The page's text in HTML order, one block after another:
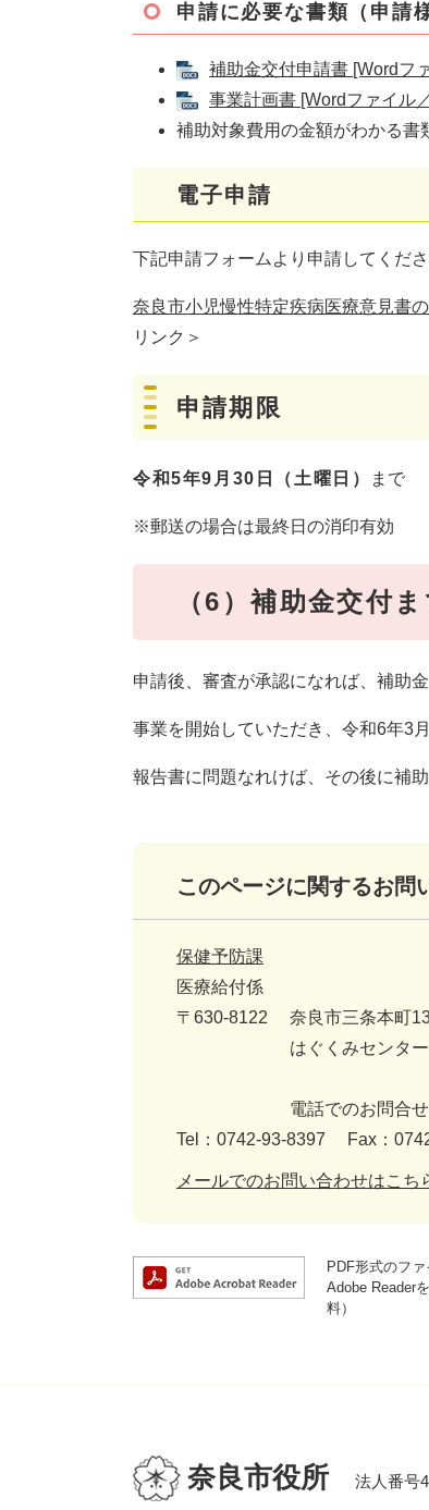
申請に必要な書類（申請
補助金交付申請書 [Wordフ
事業計画書 [Wordファイル
補助対象費用の金額がわかる書
電子申請
下記申請フォームより申請してくだ
奈良市小児慢性特定疾病医療意見書
リンク＞
申請期限
令和5年9月30日（土曜日） まで
※郵送の場合は最終日の消印有効
（6）補助金交付
申請後、審査が承認になれば、補助
事業を開始していただき、令和6年3
報告書に問題なれけば、その後に補
このページに関するお問
保健予防課
医療給付係
〒630-8122
奈良市三条本町
はぐくみセンタ
電話でのお問合
Tel：0742-93-8397
Fax：
メールでのお問い合わせはこち
PDF形式のフ
Adobe Reader
料）
奈良市役所 法人番号